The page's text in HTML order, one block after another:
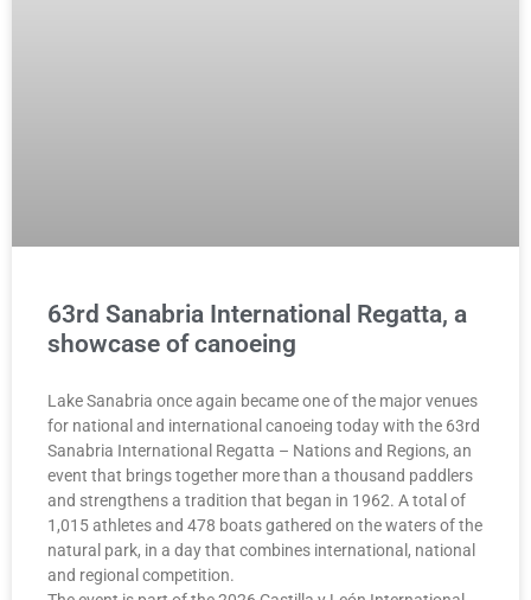
63rd Sanabria International Regatta, a
showcase of canoeing
Lake Sanabria once again became one of the major venues
for national and international canoeing today with the 63rd
Sanabria International Regatta – Nations and Regions, an
event that brings together more than a thousand paddlers
and strengthens a tradition that began in 1962. A total of
1,015 athletes and 478 boats gathered on the waters of the
natural park, in a day that combines international, national
and regional competition.